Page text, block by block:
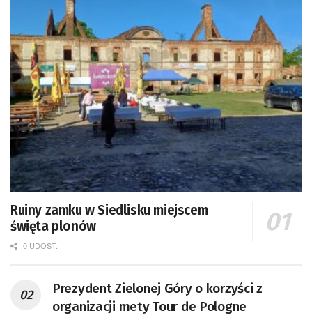
Ruiny zamku w Siedlisku miejscem
święta plonów
0 UDOST.
Prezydent Zielonej Góry o korzyści z
organizacji mety Tour de Pologne